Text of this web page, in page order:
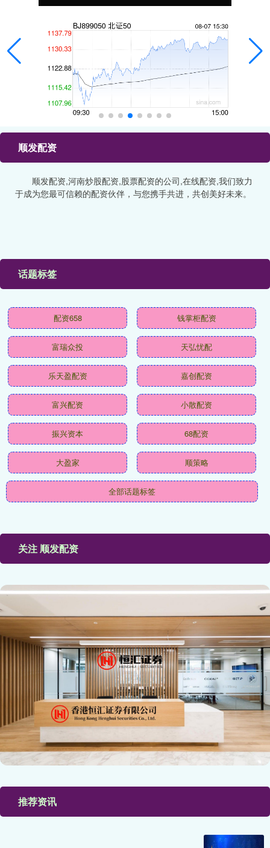
顺发配资
顺发配资,河南炒股配资,股票配资的公司,在线配资,我们致力
于成为您最可信赖的配资伙伴，与您携手共进，共创美好未来。
话题标签
配资658 钱掌柜配资
富瑞众投 天弘忧配
乐天盈配资 嘉创配资
富兴配资 小散配资
振兴资本 68配资
大盈家 顺策略
全部话题标签
关注 顺发配资
推荐资讯